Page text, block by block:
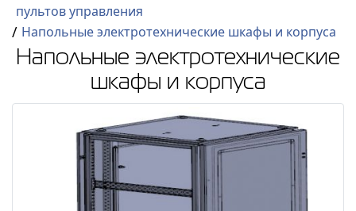
пультов управления
/ Напольные электротехнические шкафы и корпуса
Напольные электротехнические
шкафы и корпуса